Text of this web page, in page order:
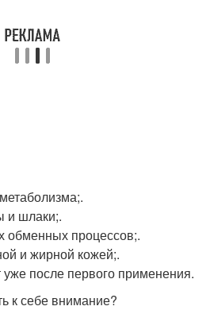
и шлаки;.
обменных процессов;.
и жирной кожей;.
после первого применения.
к себе внимание?